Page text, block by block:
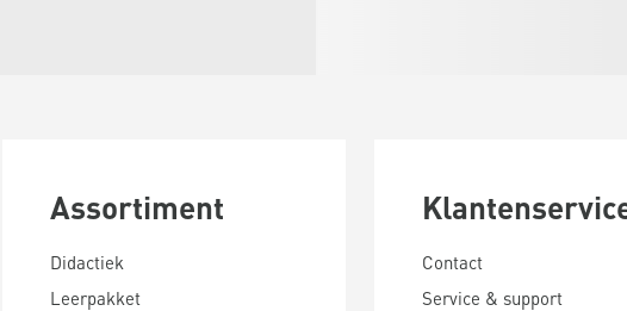
Assortiment
Didactiek
Leerpakket
Contact
Service & support